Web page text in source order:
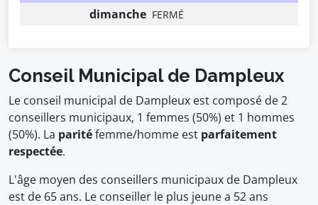
dimanche FERMÉ
Conseil Municipal de Dampleux
Le conseil municipal de Dampleux est composé de 2
conseillers municipaux, 1 femmes (50%) et 1 hommes
(50%). La paritéfemme/homme est parfaitement
respectée.
L'âge moyen des conseillers municipaux de Dampleux
est de 65 ans. Le conseiller le plus jeune a 52 ans